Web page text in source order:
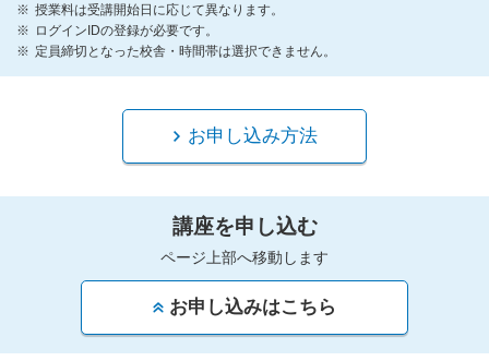
授業料は受講開始日に応じて異なります。
ログインIDの登録が必要です。
定員締切となった校舎・時間帯は選択できません。
お申し込み方法
講座を申し込む
ページ上部へ移動します
お申し込みはこちら